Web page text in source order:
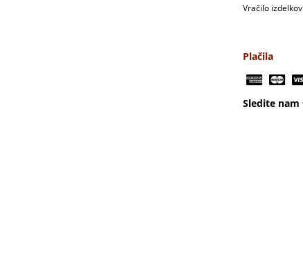
Vračilo izdelkov
Plačila
Sledite nam